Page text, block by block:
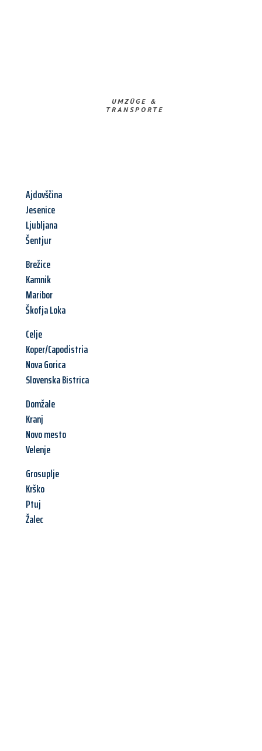
UMZÜGE &
TRANSPORTE
Ajdovščina
Jesenice
Ljubljana
Šentjur
Brežice
Kamnik
Maribor
Škofja Loka
Celje
Koper/Capodistria
Nova Gorica
Slovenska Bistrica
Domžale
Kranj
Novo mesto
Velenje
Grosuplje
Krško
Ptuj
Žalec